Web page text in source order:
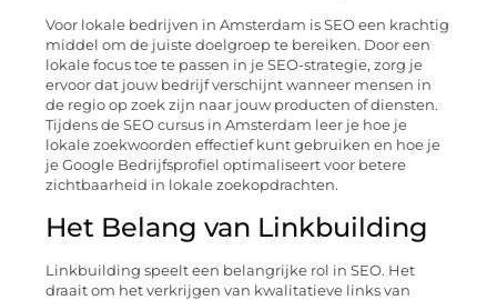
Voor lokale bedrijven in Amsterdam is SEO een krachtig
middel om de juiste doelgroep te bereiken. Door een
lokale focus toe te passen in je SEO-strategie, zorg je
ervoor dat jouw bedrijf verschijnt wanneer mensen in
de regio op zoek zijn naar jouw producten of diensten.
Tijdens de SEO cursus in Amsterdam leer je hoe je
lokale zoekwoorden effectief kunt gebruiken en hoe je
je Google Bedrijfsprofiel optimaliseert voor betere
zichtbaarheid in lokale zoekopdrachten.
Het Belang van Linkbuilding
Linkbuilding speelt een belangrijke rol in SEO. Het
draait om het verkrijgen van kwalitatieve links van